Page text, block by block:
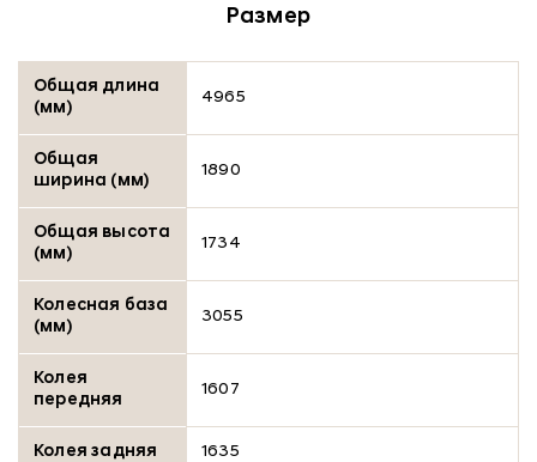
Размер
Общая длина
(мм)
4965
Общая
ширина (мм)
1890
Общая высота
(мм)
1734
Колесная база
(мм)
3055
Колея
передняя
1607
Колея задняя 1635